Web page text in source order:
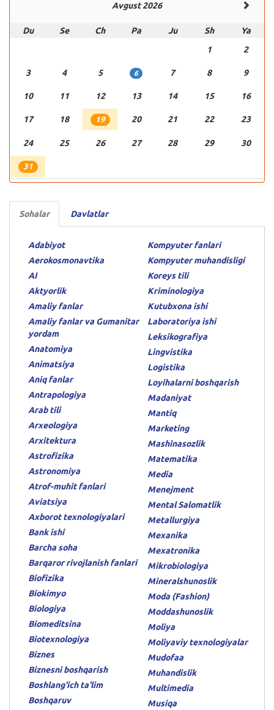
Avgust 2026
Du Se Ch Pa Ju Sh
Ya
1
2
3 4 5 6 7 8 9
10 11 12 13 14 15 16
17 18 19 20 21 22 23
24 25 26 27 28 29 30
31
Sohalar Davlatlar
Adabiyot
Aerokosmonavtika
AI
Aktyorlik
Amaliy fanlar
Amaliy fanlar va Gumanitar
yordam
Anatomiya
Animatsiya
Aniq fanlar
Antrapologiya
Arab tili
Arxeologiya
Arxitektura
Astrofizika
Astronomiya
Atrof-muhit fanlari
Aviatsiya
Axborot texnologiyalari
Bank ishi
Barcha soha
Barqaror rivojlanish fanlari
Biofizika
Biokimyo
Biologiya
Biomeditsina
Biotexnologiya
Biznes
Biznesni boshqarish
Boshlang'ich ta'lim
Boshqaruv
Kompyuter fanlari
Kompyuter muhandisligi
Koreys tili
Kriminologiya
Kutubxona ishi
Laboratoriya ishi
Leksikografiya
Lingvistika
Logistika
Loyihalarni boshqarish
Madaniyat
Mantiq
Marketing
Mashinasozlik
Matematika
Media
Menejment
Mental Salomatlik
Metallurgiya
Mexanika
Mexatronika
Mikrobiologiya
Mineralshunoslik
Moda (Fashion)
Moddashunoslik
Moliya
Moliyaviy texnologiyalar
Mudofaa
Muhandislik
Multimedia
Musiqa